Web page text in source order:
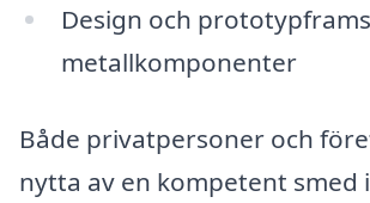
Design och
metallkomponenter
Både privatpersoner och
nytta av en kompetent smed i